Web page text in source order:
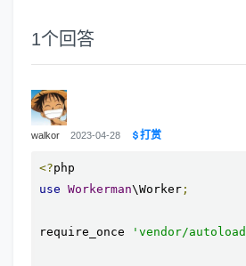
1个回答
walkor 2023-04-28 打赏
<?
use Workerman\Worker ;
require_once 'vendor/